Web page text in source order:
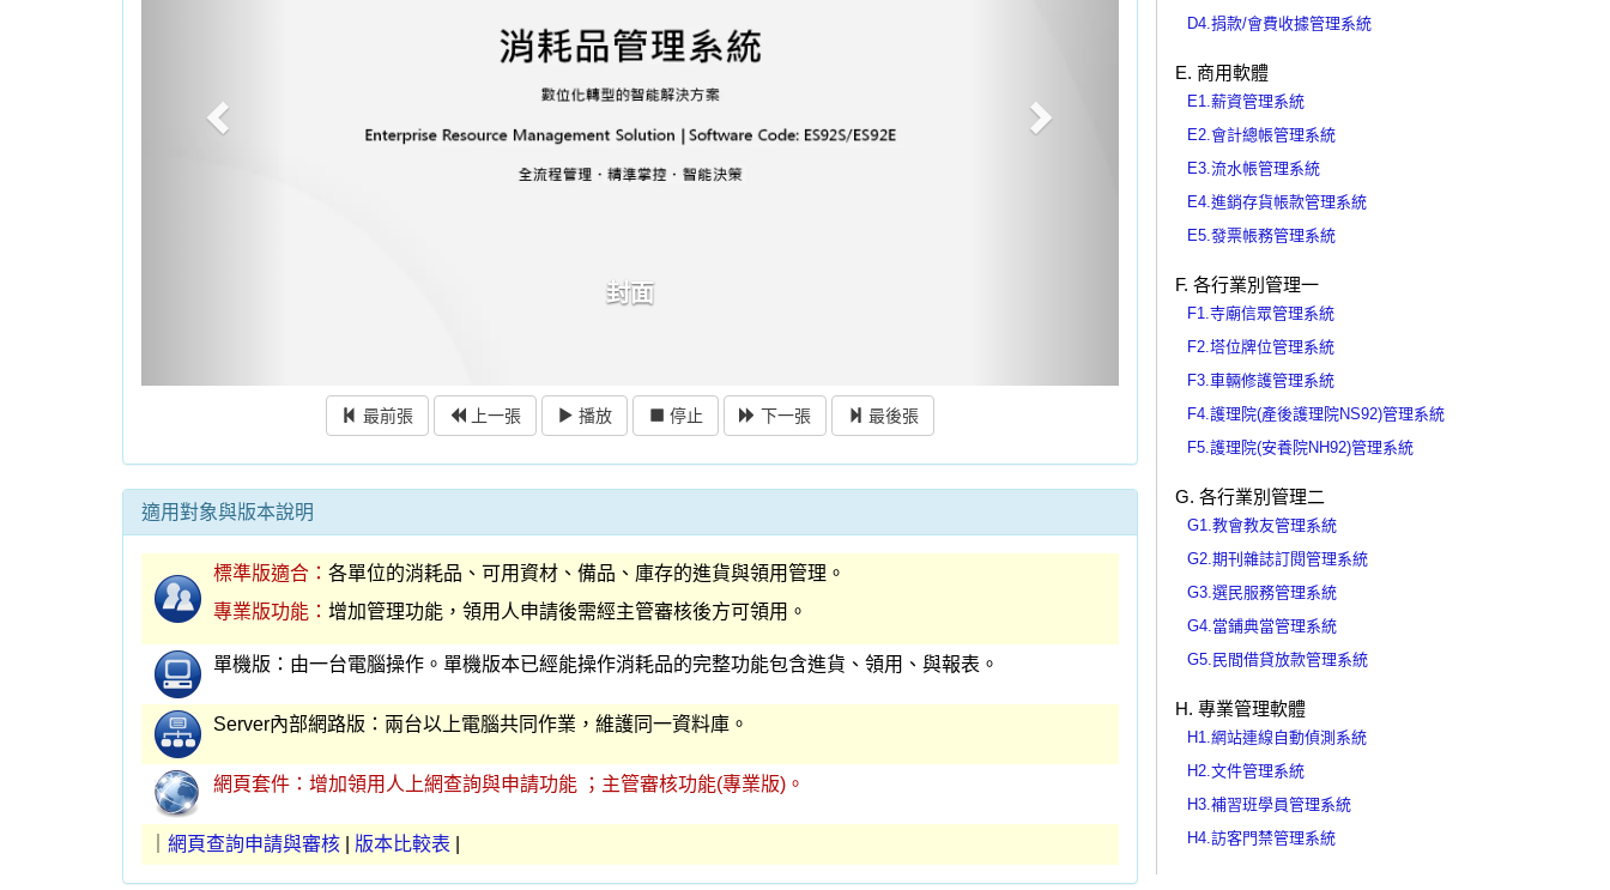
各單位的消耗品、可用資材、備品、庫存的進貨與領用管理。
增加管理功能，領用人申請後需經主管審核後方可領用。
單機版：由一台電腦操作。單機版本已經能操作消耗品的完整功能包含進貨、領用、與報表。
Server內部網路版：兩台以上電腦共同作業，維護同一資料庫。
安裝程式下載：(擇一下載)
軟體代號：ES92S (標準版)
軟體代號：ES92E (專業版)
說明檔下載：(擇一下載)
系統說明圖檔(PPS 檔案) ｜系統說明圖檔 (PDF檔案)
操作手冊下載
操作手冊
轉檔格式下載
EXCEL檔轉入領用人基本資料示範檔
EXCEL檔轉入消耗品基本資料示範檔
D4.捐款/會費收據管理系統
E. 商用軟體
E1.薪資管理系統
E2.會計總帳管理系統
E3.流水帳管理系統
E4.進銷存貨帳款管理系統
E5.發票帳務管理系統
F. 各行業別管理一
F1.寺廟信眾管理系統
F2.塔位牌位管理系統
F3.車輛修護管理系統
F4.護理院(產後護理院NS92)管理系統
F5.護理院(安養院NH92)管理系統
G. 各行業別管理二
G1.教會教友管理系統
G2.期刊雜誌訂閱管理系統
G3.選民服務管理系統
G4.當鋪典當管理系統
G5.民間借貸放款管理系統
H. 專業管理軟體
H1.網站連線自動偵測系統
H2.文件管理系統
H3.補習班學員管理系統
H4.訪客門禁管理系統